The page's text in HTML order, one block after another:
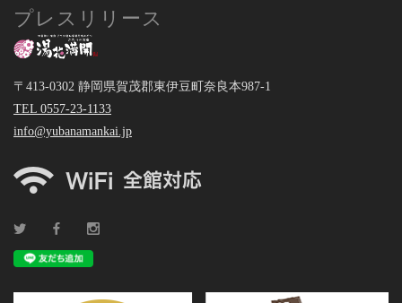
プレスリリース
〒413-0302 静岡県賀茂郡東伊豆町奈良本987-1
TEL 0557-23-1133
info@yubanamankai.jp